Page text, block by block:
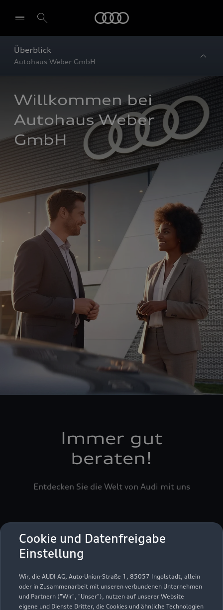
Cookie und Datenfreigabe
Einstellung
Wir, die AUDI AG, Auto-Union-Straße 1, 85057 Ingolstadt, allein
oder in Zusammenarbeit mit unseren verbundenen Unternehmen
und Partnern ("Wir", "Unser"), nutzen auf unserer Website
eigene und Dienste Dritter, die Cookies und ähnliche Technologien
Überblick
Autohaus Weber GmbH
Willkommen bei
Autohaus Weber
GmbH
Immer gut
beraten!
Entdecken Sie die Welt von Audi mit uns